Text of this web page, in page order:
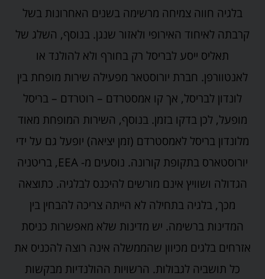
בלגיה חווה צמיחה מרשימה בשנים האחרונות בשל
קרבתה לאיחוד האירופי ולאזור שנגן. בנוסף, השלג של
תאליס ייסע לבריסל רק בחורף ולא להולנד או
לאנטוורפן. חברת יורוסטאר מפעילה שירות מופחת בין
לונדון לבריסל, אך קו אמסטרדם – רוטרדם – בריסל
מופעל, לכן בדקו בזמן. בנוסף, השירות המופחת מאוד
מלונדון בריסל לאמסטרדם (זמן יציאה) יופעל גם על ידי
יורוסטארס בתקופת קורונה. נוסעים מ- EEA, בריטניה
הגדולה ושוויץ אינם מורשים להיכנס לבלגיה. כתוצאה
מכך, בלגיה בתחילה לא הייתה צריכה להבחין בין
המדינות ברשימה. יש מדינות שלא מאפשרות כניסת
אזרחים בלגים מכיוון שהממשלה אינה רוצה להכניס את
כל תושביה לגבולות. הרשויות ההולנדיות מבקשות